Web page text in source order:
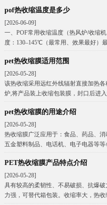
pof热收缩温度是多少
[2026-06-09]
一、POF常用收缩温度（热风炉/收缩
度：130–145℃（最常用、效果最好）
pet热收缩膜适用范围
[2026-05-28]
该热收缩采用远红外线辐射直接加热
炉,将产品装上收缩包装膜，封口后进
pet热收缩膜的用途介绍
[2026-05-28]
热收缩膜广泛应用于：食品、药品、
五金塑料制品、电话机、电子电器等
PET热收缩膜产品特点介绍
[2026-05-28]
具有较高的柔韧性、不易破损、抗爆
力强，可替代箱包装。收缩率大，热